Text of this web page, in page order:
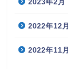
2022年12月
2022年11月